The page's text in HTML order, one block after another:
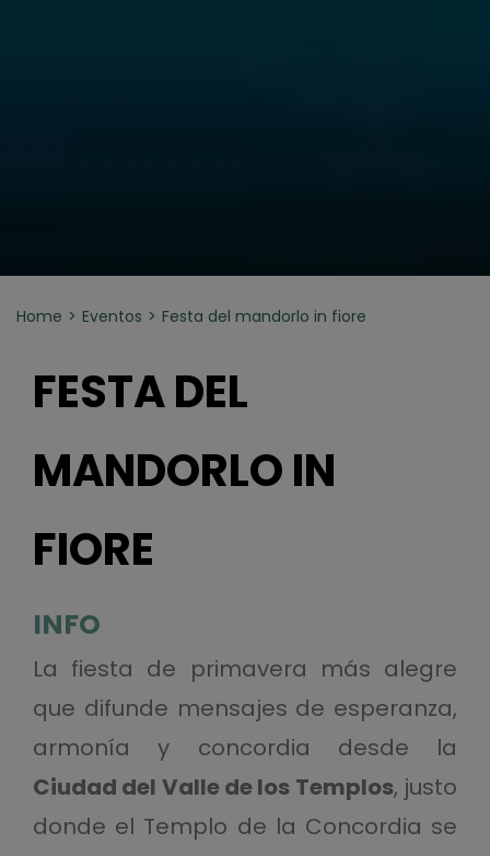
Home Eventos Festa del mandorlo in fiore
FESTA DEL
MANDORLO IN
FIORE
INFO
La fiesta de primavera más alegre
que difunde mensajes de esperanza,
armonía y concordia desde la
Ciudad del Valle de los Templos, justo
donde el Templo de la Concordia se